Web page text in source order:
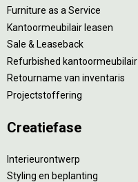
Furniture as a Service
Kantoormeubilair leasen
Sale & Leaseback
Refurbished kantoormeubilair
Retourname van inventaris
Projectstoffering
Creatiefase
Interieurontwerp
Styling en beplanting